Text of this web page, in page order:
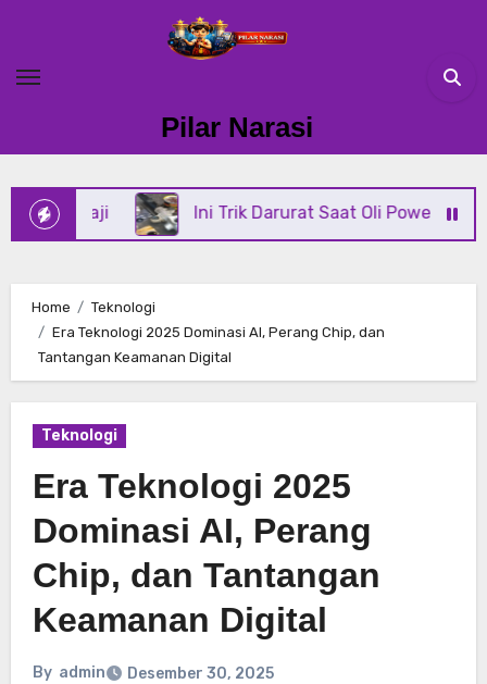
content
Pilar Narasi
Ini Trik Darurat Saat Oli Power Steering Di Mobil
Home
Teknologi
Era Teknologi 2025 Dominasi AI, Perang Chip, dan
Tantangan Keamanan Digital
Teknologi
Era Teknologi 2025
Dominasi AI, Perang
Chip, dan Tantangan
Keamanan Digital
By admin Desember 30, 2025